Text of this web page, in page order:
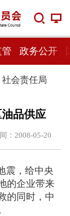
管 政务公开
社会责任局
品供应
2008-05-20
，给中央
的企业带来
的同时，中